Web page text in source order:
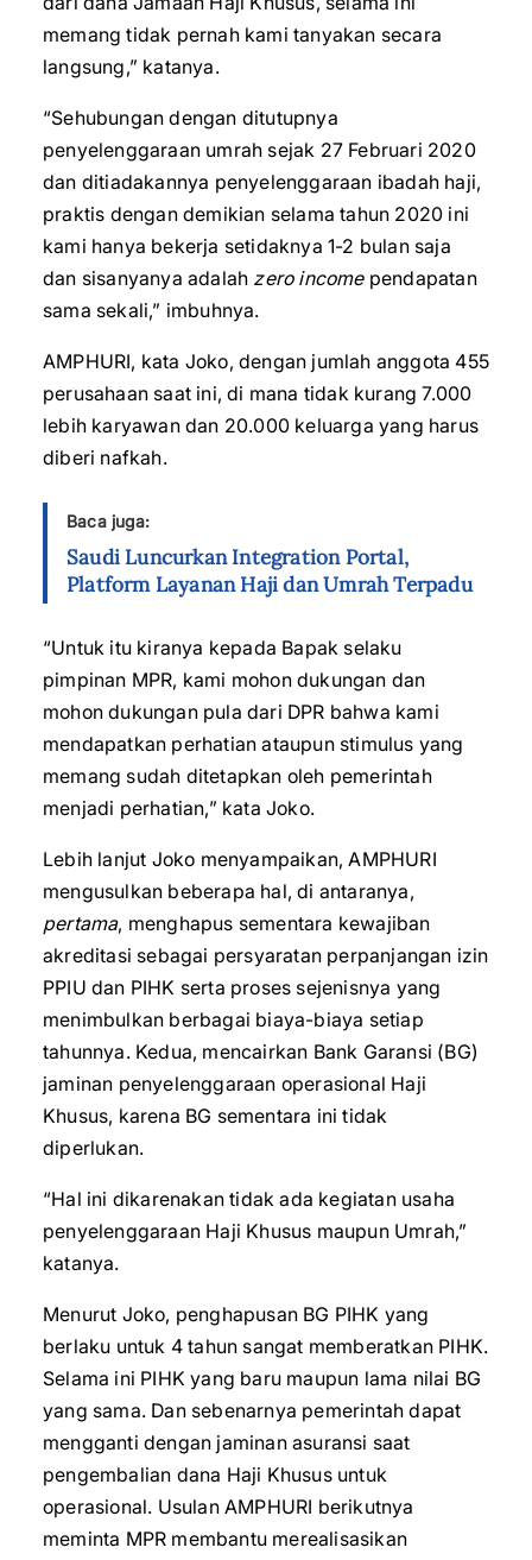
memang tidak pernah kami tanyakan secara
langsung,” katanya.
“Sehubungan dengan ditutupnya
penyelenggaraan umrah sejak 27 Februari 2020
dan ditiadakannya penyelenggaraan ibadah haji,
praktis dengan demikian selama tahun 2020 ini
kami hanya bekerja setidaknya 1-2 bulan saja
dan sisanyanya adalah zero incomependapatan
sama sekali,” imbuhnya.
AMPHURI, kata Joko, dengan jumlah anggota 455
perusahaan saat ini, di mana tidak kurang 7.000
lebih karyawan dan 20.000 keluarga yang harus
diberi nafkah.
Baca juga:
Saudi Luncurkan Integration Portal,
Platform Layanan Haji dan Umrah Terpadu
“Untuk itu kiranya kepada Bapak selaku
pimpinan MPR, kami mohon dukungan dan
mohon dukungan pula dari DPR bahwa kami
mendapatkan perhatian ataupun stimulus yang
memang sudah ditetapkan oleh pemerintah
menjadi perhatian,” kata Joko.
Lebih lanjut Joko menyampaikan, AMPHURI
mengusulkan beberapa hal, di antaranya,
pertama, menghapus sementara kewajiban
akreditasi sebagai persyaratan perpanjangan izin
PPIU dan PIHK serta proses sejenisnya yang
menimbulkan berbagai biaya-biaya setiap
tahunnya. Kedua, mencairkan Bank Garansi (BG)
jaminan penyelenggaraan operasional Haji
Khusus, karena BG sementara ini tidak
diperlukan.
“Hal ini dikarenakan tidak ada kegiatan usaha
penyelenggaraan Haji Khusus maupun Umrah,”
katanya.
Menurut Joko, penghapusan BG PIHK yang
berlaku untuk 4 tahun sangat memberatkan PIHK.
Selama ini PIHK yang baru maupun lama nilai BG
yang sama. Dan sebenarnya pemerintah dapat
mengganti dengan jaminan asuransi saat
pengembalian dana Haji Khusus untuk
operasional. Usulan AMPHURI berikutnya
meminta MPR membantu merealisasikan